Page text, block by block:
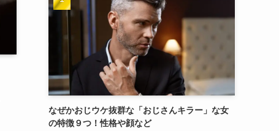
なぜかおじウケ抜群な「おじさんキラー」な女
の特徴９つ！性格や顔など